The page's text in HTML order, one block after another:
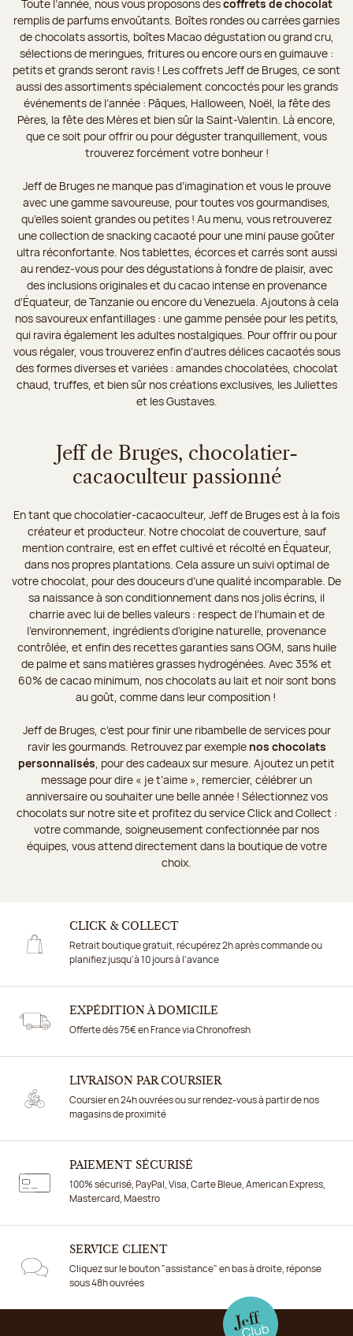
Toute l’année, nous vous proposons descoffrets de chocolat
remplis de parfums envoûtants. Boîtes rondes ou carrées garnies
de chocolats assortis, boîtes Macao dégustation ou grand cru,
sélections de meringues, fritures ou encore ours en guimauve :
petits et grands seront ravis ! Les coffrets Jeff de Bruges, ce sont
aussi des assortiments spécialement concoctés pour les grands
événements de l’année : Pâques, Halloween, Noël, la fête des
Pères, la fête des Mères et bien sûr la Saint-Valentin. Là encore,
que ce soit pour offrir ou pour déguster tranquillement, vous
trouverez forcément votre bonheur !
Jeff de Bruges ne manque pas d’imagination et vous le prouve
avec une gamme savoureuse, pour toutes vos gourmandises,
qu’elles soient grandes ou petites ! Au menu, vous retrouverez
une collection de snacking cacaoté pour une mini pause goûter
ultra réconfortante. Nos tablettes, écorces et carrés sont aussi
au rendez-vous pour des dégustations à fondre de plaisir, avec
des inclusions originales et du cacao intense en provenance
d’Équateur, de Tanzanie ou encore du Venezuela. Ajoutons à cela
nos savoureux enfantillages : une gamme pensée pour les petits,
qui ravira également les adultes nostalgiques. Pour offrir ou pour
vous régaler, vous trouverez enfin d’autres délices cacaotés sous
des formes diverses et variées : amandes chocolatées, chocolat
chaud, truffes, et bien sûr nos créations exclusives, les Juliettes
et les Gustaves.
Jeff de Bruges, chocolatier-
cacaoculteur passionné
En tant que chocolatier-cacaoculteur, Jeff de Bruges est à la fois
créateur et producteur. Notre chocolat de couverture, sauf
mention contraire, est en effet cultivé et récolté en Équateur,
dans nos propres plantations. Cela assure un suivi optimal de
votre chocolat, pour des douceurs d’une qualité incomparable. De
sa naissance à son conditionnement dans nos jolis écrins, il
charrie avec lui de belles valeurs : respect de l’humain et de
l’environnement, ingrédients d’origine naturelle, provenance
contrôlée, et enfin des recettes garanties sans OGM, sans huile
de palme et sans matières grasses hydrogénées. Avec 35% et
60% de cacao minimum, nos chocolats au lait et noir sont bons
au goût, comme dans leur composition !
Jeff de Bruges, c’est pour finir une ribambelle de services pour
ravir les gourmands. Retrouvez par exemple nos chocolats
personnalisés, pour des cadeaux sur mesure. Ajoutez un petit
message pour dire « je t’aime », remercier, célébrer un
anniversaire ou souhaiter une belle année ! Sélectionnez vos
chocolats sur notre site et profitez du service Click and Collect :
votre commande, soigneusement confectionnée par nos
équipes, vous attend directement dans la boutique de votre
choix.
CLICK & COLLECT
Retrait boutique gratuit, récupérez 2h après commande ou
planifiez jusqu'à 10 jours à l'avance
EXPÉDITION À DOMICILE
Offerte dès 75€ en France via Chronofresh
LIVRAISON PAR COURSIER
Coursier en 24h ouvrées ou sur rendez-vous à partir de nos
magasins de proximité
PAIEMENT SÉCURISÉ
100% sécurisé, PayPal, Visa, Carte Bleue, American Express,
Mastercard, Maestro
SERVICE CLIENT
Cliquez sur le bouton "assistance" en bas à droite, réponse
sous 48h ouvrées